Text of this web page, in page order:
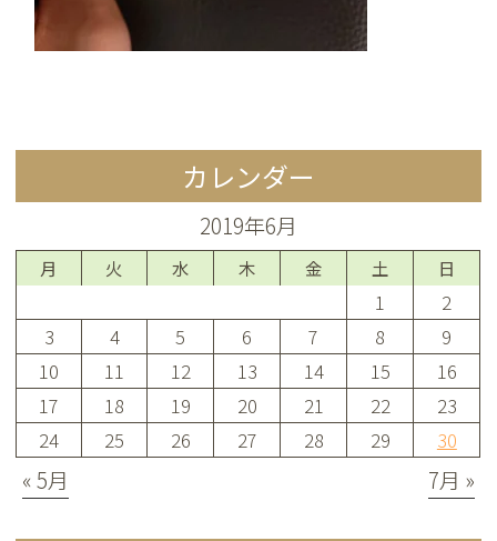
カレンダー
2019年6月
月 火 水 木 金 土 日
1
2
3
4 5 6 7 8
9
10
11 12 13 14 15
16
17
18 19 20 21 22
23
24
25 26 27 28 29 30
« 5月 7月 »